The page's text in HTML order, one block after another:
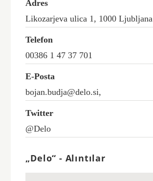
Adres
Likozarjeva ulica 1, 1000 Ljubljana
Telefon
00386 1 47 37 701
E-Posta
bojan.budja@delo.si,
Twitter
@Delo
„Delo“ - Alıntılar